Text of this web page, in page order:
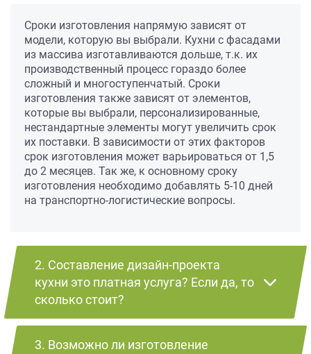
Сроки изготовления напрямую зависят от
модели, которую вы выбрали. Кухни с фасадами
из массива изготавливаются дольше, т.к. их
производственный процесс гораздо более
сложный и многоступенчатый. Сроки
изготовления также зависят от элементов,
которые вы выбрали, персонализированные,
нестандартные элементы могут увеличить срок
их поставки. В зависимости от этих факторов
срок изготовления может варьироваться от 1,5
до 2 месяцев. Так же, к основному сроку
изготовления необходимо добавлять 5-10 дней
на транспортно-логистические вопросы.
2. Составление дизайн-проекта
кухни это платная услуга? Если да, то
сколько стоит?
3. Возможно ли изготовление